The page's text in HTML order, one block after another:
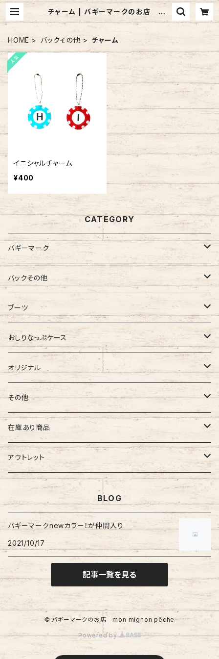
チャーム | バギーマークのお店 mo
n mignon pêche
HOME バックその他 チャーム
イニシャルチャーム
¥400
CATEGORY
バギーマーク
バギーマーク
バギーマーク
吸盤付バギーマーク
両面マークいり
オリジナル
バギーマークミニ
吸盤バギーマーク
バギーマークミニ
両面バギーマーク
オリジナル
ぷちまる
みにまる
バギーマークプチ
バギーマークプチ ボールチェーン
バギーマークプチ ストラップ
ぷちまる
くるくるぷち
吸盤バギーマーク
バギーマークミニ
バギーマークプチ
吸盤バギーマーク
バギーマークナノ
オリジナル
ネズミ
にゃん
オリジナル
バギーマーク
バギーマークプチ
バギーマークミニ
バギーマークナノ
吸盤バギーマーク
ステッカー
車用バキーマーク
バギーマークくるくるプチ
バックその他
バギーポケット
バギーポケット レギュラー
バギーポケット 大
チャーム
バギーチャーム
イニシャルチャーム
診察ファイルバック
ブーツ
オリジナル
Sサイズ
Mサイズ
XLサイズ
XXLサイズ
オプションリボン
ブーツ
Sサイズ
XXLサイズ
Mサイズ
Lサイズ
XLサイズ
おしりなっぷケース
おしりナップケース 縦型
おしりナップケース 横型
オリジナル
バギーマーク
バギーマークレギュラーサイズ
バギーマークミニ
バギーマークナノ
バギーマークプチ
おしりナップケース
縦型ストラップ
横型ストラップ
その他
イニシャルチャーム
バッグその他
バギーポケット
ビックバギーポケット
吸盤バギーマーク
バギーマークプチ
バギーマークレギュラー
ブーツ
Sサイズ
Mサイズ
Lサイズ
その他
ネームホルダー
nanoまる
在庫あり商品
バギーマーク
レギュラーサイズ
ティッシュケース
リメイク品
バギーマークミニ
アウトレット
バギーマーク
BLOG
バギーマークnewカラー！が仲間入り
2021/10/17
記事一覧を見る
© バギーマークのお店 mon mignon pêche
Powered by